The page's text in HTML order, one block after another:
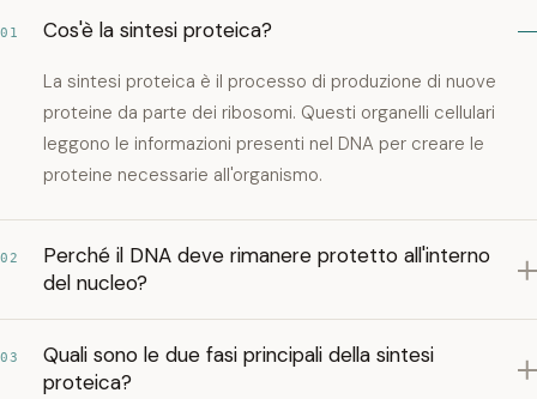
01 Cos'è la sintesi proteica?
La sintesi proteica è il processo di produzione di nuove
proteine da parte dei ribosomi. Questi organelli cellulari
leggono le informazioni presenti nel DNA per creare le
proteine necessarie all'organismo.
02
Perché il DNA deve rimanere protetto all'interno
del nucleo?
03
Quali sono le due fasi principali della sintesi
proteica?